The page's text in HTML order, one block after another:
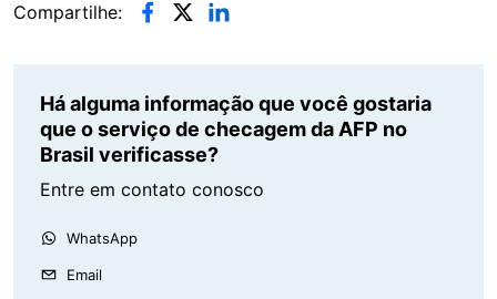
Compartilhe:
Há alguma informação que você gostaria
que o serviço de checagem da AFP no
Brasil verificasse?
Entre em contato conosco
WhatsApp
Email